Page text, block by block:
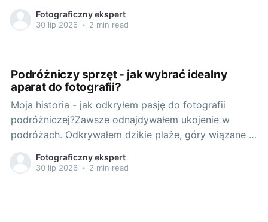
i zarazem najważniejszych kroków jest wybór
odpowiedniego aparatu. Wielu początkujących
oferuje wiele zaawansowanych funkcji. Odpowiedź
nie jest jednoznaczna
Fotograficzny ekspert
30 lip 2026 • 2 min read
Podróżniczy sprzęt - jak wybrać idealny
aparat do fotografii?
Moja historia - jak odkryłem pasję do fotografii
podróżniczej?Zawsze odnajdywałem ukojenie w
podróżach. Odkrywałem dzikie plaże, góry wiązane z
lokalnymi legendami, nieznane małe miasteczka i
tętniące życiem metropolie. Z biegiem czasu
Fotograficzny ekspert
30 lip 2026 • 2 min read